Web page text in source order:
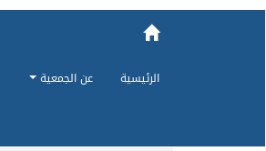
الرئيسية عن الجمعية